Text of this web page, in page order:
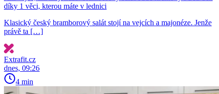
díky 1 věci, kterou máte v lednici
Klasický český bramborový salát stojí na vejcích a majonéze. Jenže
právě ta […]
Extrafit.cz
dnes, 09:26
4 min